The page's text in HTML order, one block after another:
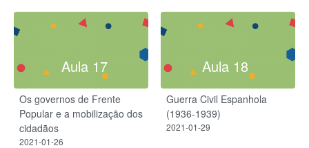
Aula 17
Os governos de Frente
Popular e a mobilização dos
cidadãos
2021-01-26
Aula 18
Guerra Civil Espanhola
(1936-1939)
2021-01-29